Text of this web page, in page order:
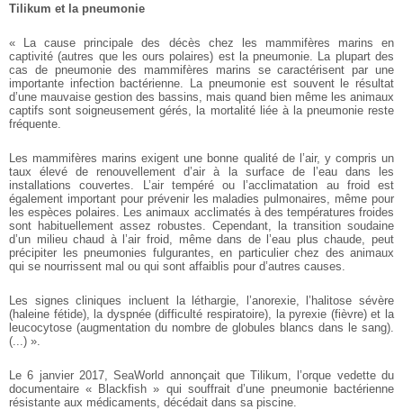
Tilikum et la pneumonie
« La cause principale des décès chez les mammifères marins en
captivité (autres que les ours polaires) est la pneumonie. La plupart des
cas de pneumonie des mammifères marins se caractérisent par une
importante infection bactérienne.
La pneumonie est souvent le résultat
d’une mauvaise gestion des bassins, mais quand bien même les animaux
captifs sont soigneusement gérés, la mortalité liée à la pneumonie reste
fréquente.
Les mammifères marins exigent une bonne qualité de l’air, y compris un
taux élevé de renouvellement d’air à la surface de l’eau dans les
installations couvertes. L’air tempéré ou l’acclimatation au froid est
également important pour prévenir les maladies pulmonaires, même pour
les espèces polaires. Les animaux acclimatés à des températures froides
sont habituellement assez robustes. Cependant, la transition soudaine
d’un milieu chaud à l’air froid, même dans de l’eau plus chaude, peut
précipiter les pneumonies fulgurantes, en particulier chez des animaux
qui se nourrissent mal ou qui sont affaiblis pour d’autres causes.
Les signes cliniques incluent la léthargie, l’anorexie, l’halitose sévère
(haleine fétide), la dyspnée (difficulté respiratoire), la pyrexie (fièvre) et la
leucocytose (augmentation du nombre de globules blancs dans le sang).
(...) ».
Le 6 janvier 2017, SeaWorld annonçait que Tilikum, l’orque vedette du
documentaire « Blackfish » qui souffrait d’une pneumonie bactérienne
résistante aux médicaments, décédait dans sa piscine.